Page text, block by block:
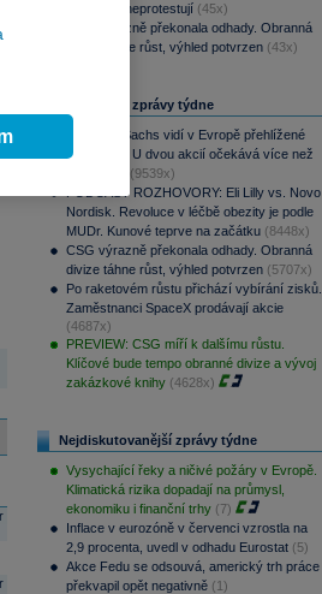
dluhopisy neprotestují (45x)
CSG výrazně překonala odhady. Obranná
divize táhne růst, výhled potvrzen (43x)
Nejčtenější zprávy týdne
Goldman Sachs vidí v Evropě přehlížené
příležitosti. U dvou akcií očekává více než
(9539x)
PODCAST ROZHOVORY: Eli Lilly vs. Novo
Nordisk. Revoluce v léčbě obezity je podle
MUDr. Kunové teprve na začátku (8448x)
CSG výrazně překonala odhady. Obranná
divize táhne růst, výhled potvrzen (5707x)
Po raketovém růstu přichází vybírání zisků.
Zaměstnanci SpaceX prodávají akcie
(4687x)
PREVIEW: CSG míří k dalšímu růstu.
Klíčové bude tempo obranné divize a vývoj
zakázkové knihy (4628x)
Nejdiskutovanější zprávy týdne
Vysychající řeky a ničivé požáry v Evropě.
Klimatická rizika dopadají na průmysl,
ekonomiku i finanční trhy (7)
Inflace v eurozóně v červenci vzrostla na
2,9 procenta, uvedl v odhadu Eurostat (5)
Akce Fedu se odsouvá, americký trh práce
překvapil opět negativně (1)